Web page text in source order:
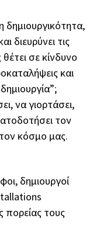
δημιουργικότητα,
διευρύνει τις
σε κίνδυνο
και
να γιορτάσει,
τον
κόσμο μας.
δημιουργοί
πορείας τους